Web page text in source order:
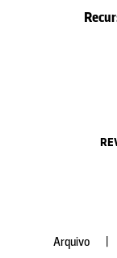
Arquivo